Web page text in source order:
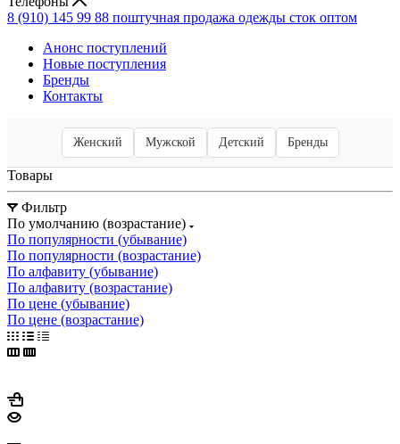
8 (910) 145 99 88 поштучная продажа одежды сток оптом
Анонс поступлений
Новые поступления
Бренды
Контакты
Женский Мужской Детский Бренды
Товары
Фильтр
По умолчанию (возрастание)
По популярности (убывание)
По популярности (возрастание)
По алфавиту (убывание)
По алфавиту (возрастание)
По цене (убывание)
По цене (возрастание)